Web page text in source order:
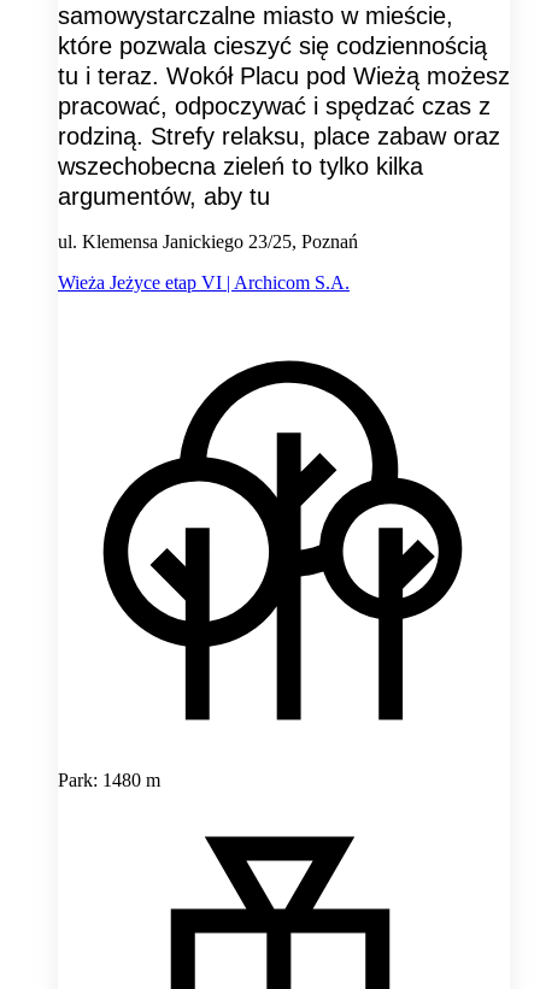
samowystarczalne miasto w mieście,
które pozwala cieszyć się codziennością
tu i teraz. Wokół Placu pod Wieżą możesz
pracować, odpoczywać i spędzać czas z
rodziną. Strefy relaksu, place zabaw oraz
wszechobecna zieleń to tylko kilka
argumentów, aby tu
ul. Klemensa Janickiego 23/25, Poznań
Wieża Jeżyce etap VI | Archicom S.A.
Park: 1480 m